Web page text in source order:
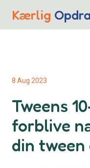
Kærlig
8 Aug 2023
Tweens
forblive
din tween